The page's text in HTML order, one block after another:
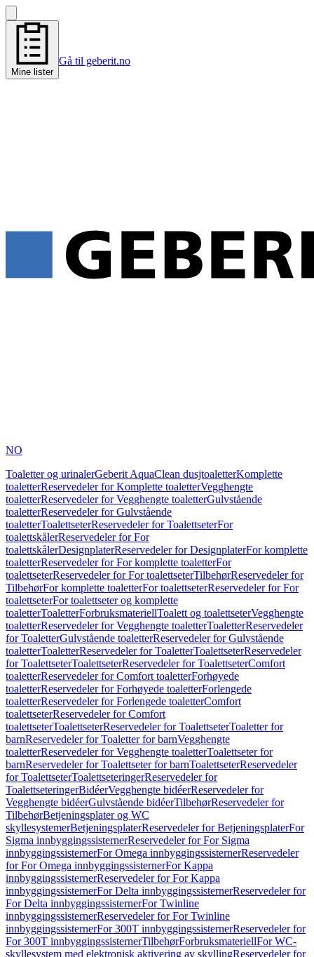
Mine lister
Gå til geberit.no
NO
Toaletter og urinalerGeberit AquaClean dusjtoaletterKomplette
toaletterReservedeler for Komplette toaletterVegghengte
toaletterReservedeler for Vegghengte toaletterGulvstående
toaletterReservedeler for Gulvstående
toaletterToalettseterReservedeler for ToalettseterFor
toalettskålerReservedeler for For
toalettskålerDesignplaterReservedeler for DesignplaterFor komplette
toaletterReservedeler for For komplette toaletterFor
toalettseterReservedeler for For toalettseterTilbehørReservedeler for
TilbehørFor komplette toaletterFor toalettseterReservedeler for For
toalettseterFor toalettseter og komplette
toaletterToaletterForbruksmateriellToalett og toalettseterVegghengte
toaletterReservedeler for Vegghengte toaletterToaletterReservedeler
for ToaletterGulvstående toaletterReservedeler for Gulvstående
toaletterToaletterReservedeler for ToaletterToalettseterReservedeler
for ToalettseterToalettseterReservedeler for ToalettseterComfort
toaletterReservedeler for Comfort toaletterForhøyede
toaletterReservedeler for Forhøyede toaletterForlengede
toaletterReservedeler for Forlengede toaletterComfort
toalettseterReservedeler for Comfort
toalettseterToalettseterReservedeler for ToalettseterToaletter for
barnReservedeler for Toaletter for barnVegghengte
toaletterReservedeler for Vegghengte toaletterToalettseter for
barnReservedeler for Toalettseter for barnToalettseterReservedeler
for ToalettseterToalettseteringerReservedeler for
ToalettseteringerBidéerVegghengte bidéerReservedeler for
Vegghengte bidéerGulvstående bidéerTilbehørReservedeler for
TilbehørBetjeningsplater og WC
skyllesystemerBetjeningsplaterReservedeler for BetjeningsplaterFor
Sigma innbyggingssisternerReservedeler for For Sigma
innbyggingssisternerFor Omega innbyggingssisternerReservedeler
for For Omega innbyggingssisternerFor Kappa
innbyggingssisternerReservedeler for For Kappa
innbyggingssisternerFor Delta innbyggingssisternerReservedeler for
For Delta innbyggingssisternerFor Twinline
innbyggingssisternerReservedeler for For Twinline
innbyggingssisternerFor 300T innbyggingssisternerReservedeler for
For 300T innbyggingssisternerTilbehørForbruksmateriellFor WC-
skyllesystem med elektronisk aktivering av skyllingReservedeler for